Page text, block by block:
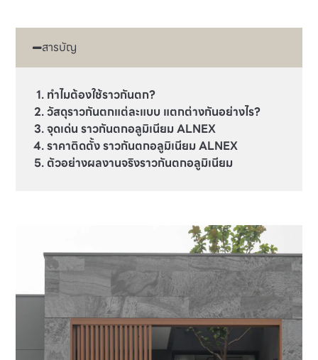
สารบัญ
ทำไมต้องใช้ราวกันตก?
วัสดุราวกันตกแต่ละแบบ แตกต่างกันอย่างไร?
จุดเด่น ราวกันตกอลูมิเนียม ALNEX
ราคาติดตั้ง ราวกันตกอลูมิเนียม ALNEX
ตัวอย่างผลงานจริงราวกันตกอลูมิเนียม